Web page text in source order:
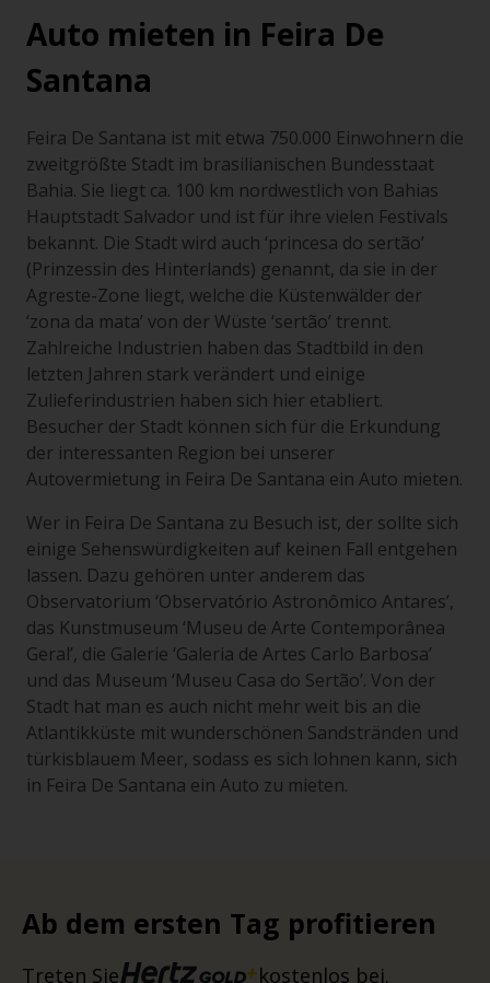
Auto mieten in Feira De
Santana
Feira De Santana ist mit etwa 750.000 Einwohnern die
zweitgrößte Stadt im brasilianischen Bundesstaat
Bahia. Sie liegt ca. 100 km nordwestlich von Bahias
Hauptstadt Salvador und ist für ihre vielen Festivals
bekannt. Die Stadt wird auch ‘princesa do sertão’
(Prinzessin des Hinterlands) genannt, da sie in der
Agreste-Zone liegt, welche die Küstenwälder der
‘zona da mata’ von der Wüste ‘sertão’ trennt.
Zahlreiche Industrien haben das Stadtbild in den
letzten Jahren stark verändert und einige
Zulieferindustrien haben sich hier etabliert.
Besucher der Stadt können sich für die Erkundung
der interessanten Region bei unserer
Autovermietung in Feira De Santana ein Auto mieten.
Wer in Feira De Santana zu Besuch ist, der sollte sich
einige Sehenswürdigkeiten auf keinen Fall entgehen
lassen. Dazu gehören unter anderem das
Observatorium ‘Observatório Astronômico Antares’,
das Kunstmuseum ‘Museu de Arte Contemporânea
Geral’, die Galerie ‘Galeria de Artes Carlo Barbosa’
und das Museum ‘Museu Casa do Sertão’. Von der
Stadt hat man es auch nicht mehr weit bis an die
Atlantikküste mit wunderschönen Sandstränden und
türkisblauem Meer, sodass es sich lohnen kann, sich
in Feira De Santana ein Auto zu mieten.
Ab dem ersten Tag profitieren
Treten Sie kostenlos bei.